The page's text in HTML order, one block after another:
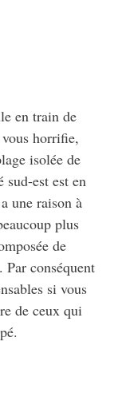
en train de
horrifie,
isolée de
sud-est est en
une raison à
plus
de
conséquent
si vous
de ceux qui